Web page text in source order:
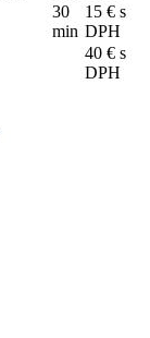
30
min
15 € s
DPH
40 € s
DPH